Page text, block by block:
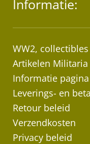
Informatie:
WW2,
Artikelen
Informatie pagina
Leverings- en
Retour beleid
Verzendkosten
Privacy beleid